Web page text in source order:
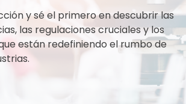
y sé el primero en descubrir las
las regulaciones cruciales y los
están redefiniendo el rumbo de